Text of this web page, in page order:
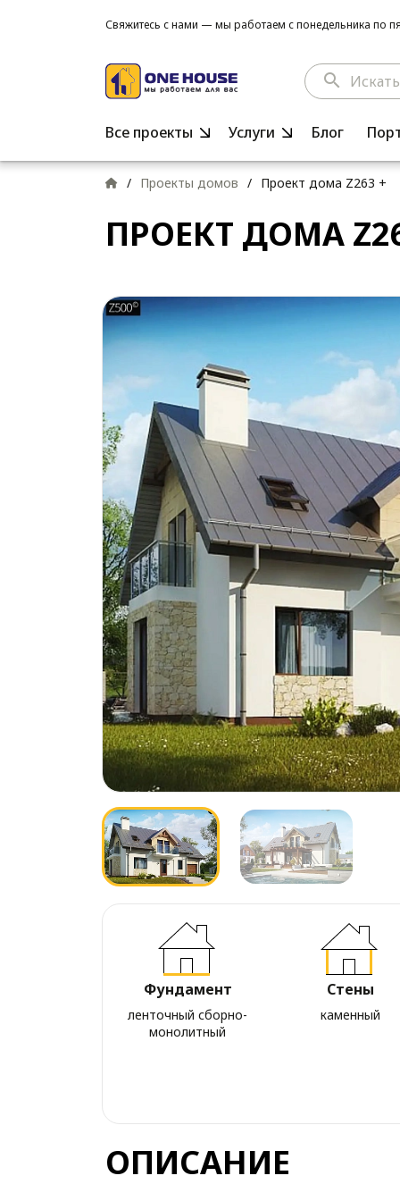
Свяжитесь с нами — мы работаем с понедельника по
search
Все проекты Услуги Блог
/ Проекты домов / Проект дома Z263 +
ПРОЕКТ ДОМА
Фундамент
ленточный сборно-
монолитный
Стены
каменный
ОПИСАНИЕ